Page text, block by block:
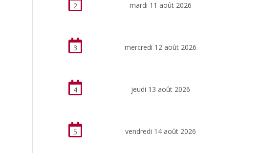
2 mardi 11 août 2026
3 mercredi 12 août 2026
4 jeudi 13 août 2026
5 vendredi 14 août 2026